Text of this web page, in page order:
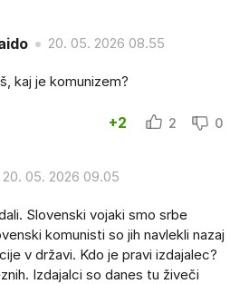
20. 05. 2026 08.55
kaj je komunizem?
+2 2 0
20. 05. 2026 09.05
Slovenski vojaki smo srbe
komunisti so jih navlekli nazaj
v državi. Kdo je pravi izdajalec?
Izdajalci so danes tu živeči